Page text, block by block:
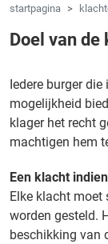
startpagina
Doel van
Iedere burger
mogelijkheid
klager het recht
machtigen hem
Een klacht
Elke klacht
worden gesteld.
beschikking van